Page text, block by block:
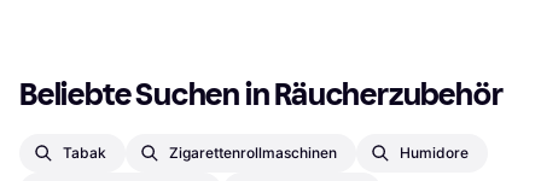
Beliebte Suchen in Räucherzubehör
Tabak Zigarettenrollmaschinen Humidore